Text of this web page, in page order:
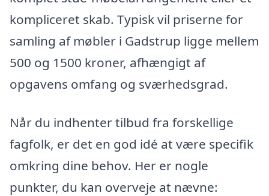
kompliceret skab. Typisk vil priserne for
samling af møbler i Gadstrup ligge mellem
500 og 1500 kroner, afhængigt af
opgavens omfang og sværhedsgrad.
Når du indhenter tilbud fra forskellige
fagfolk, er det en god idé at være specifik
omkring dine behov. Her er nogle
punkter, du kan overveje at nævne: